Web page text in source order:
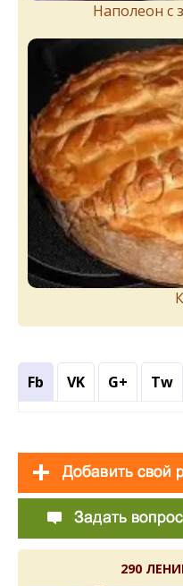
Наполеон с
Fb VK G+ Tw
290